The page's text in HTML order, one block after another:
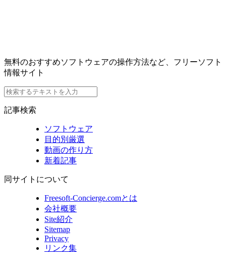
無料のおすすめソフトウェアの操作方法など、フリーソフト
情報サイト
記事検索
ソフトウェア
目的別厳選
動画の作り方
新着記事
同サイトについて
Freesoft-Concierge.comとは
会社概要
Site紹介
Sitemap
Privacy
リンク集